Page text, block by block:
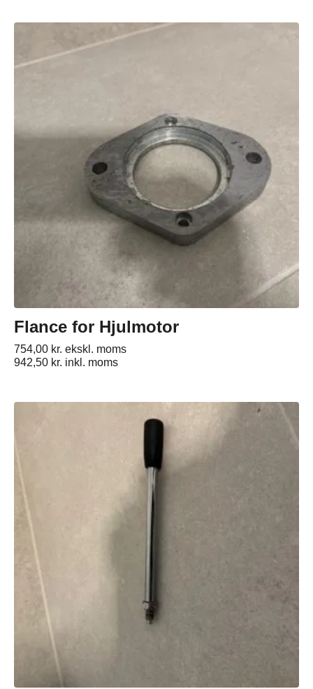
Flance for Hjulmotor
754,00 kr. ekskl. moms
942,50 kr. inkl. moms